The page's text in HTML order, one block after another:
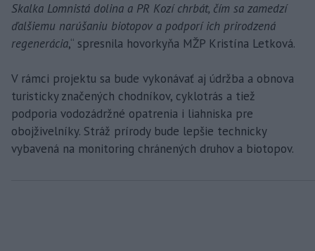
Skalka Lomnistá dolina a PR Kozí chrbát, čím sa zamedzí
ďalšiemu narúšaniu biotopov a podporí ich prirodzená
regenerácia,“ spresnila hovorkyňa MŽP Kristína Letková.
V rámci projektu sa bude vykonávať aj údržba a obnova
turisticky značených chodníkov, cyklotrás a tiež
podporia vodozádržné opatrenia i liahniska pre
obojživelníky. Stráž prírody bude lepšie technicky
vybavená na monitoring chránených druhov a biotopov.